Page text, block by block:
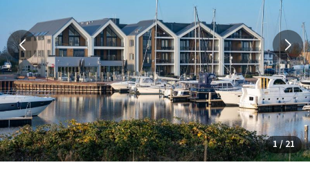
1 / 21